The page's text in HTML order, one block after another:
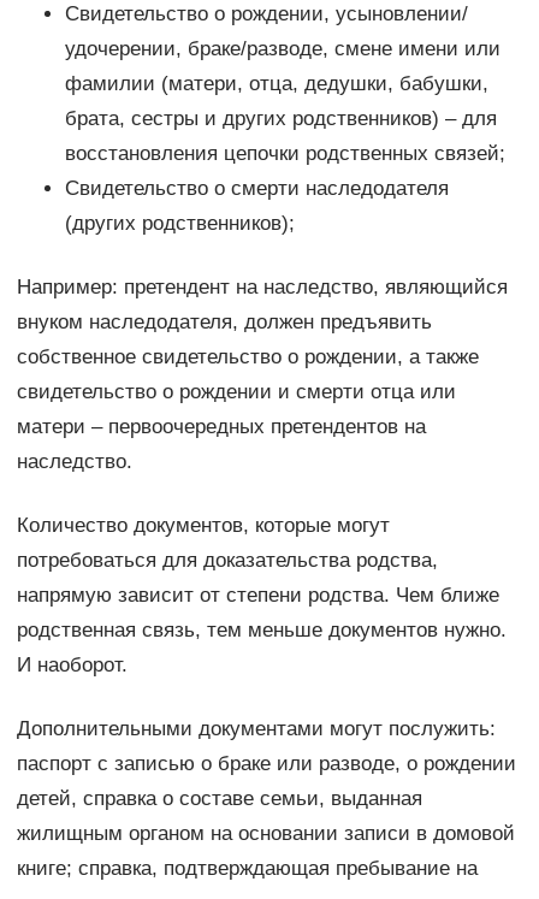
Свидетельство о рождении, усыновлении/
удочерении, браке/разводе, смене имени или
фамилии (матери, отца, дедушки, бабушки,
брата, сестры и других родственников) – для
восстановления цепочки родственных связей;
Свидетельство о смерти наследодателя
(других родственников);
Например: претендент на наследство, являющийся
внуком наследодателя, должен предъявить
собственное свидетельство о рождении, а также
свидетельство о рождении и смерти отца или
матери – первоочередных претендентов на
наследство.
Количество документов, которые могут
потребоваться для доказательства родства,
напрямую зависит от степени родства. Чем ближе
родственная связь, тем меньше документов нужно.
И наоборот.
Дополнительными документами могут послужить:
паспорт с записью о браке или разводе, о рождении
детей, справка о составе семьи, выданная
жилищным органом на основании записи в домовой
книге; справка, подтверждающая пребывание на